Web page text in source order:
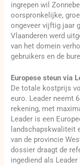
ingrepen wil
oorspronkelijke,
ongeveer vijftig jaar
Vlaanderen werd
van het domein
gebruikers en de
Europese steun via
De totale kostprijs
euro. Leader neemt
rekening, met
Leader is een
landschapskwaliteit
van de provincie
dossier draagt de
ingediend als